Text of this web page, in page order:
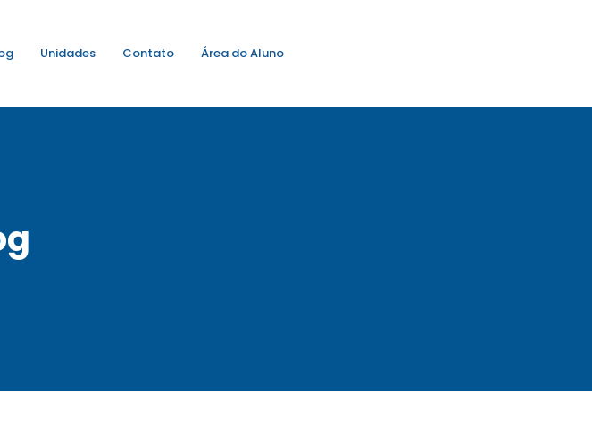
Unidades Contato Área do Aluno